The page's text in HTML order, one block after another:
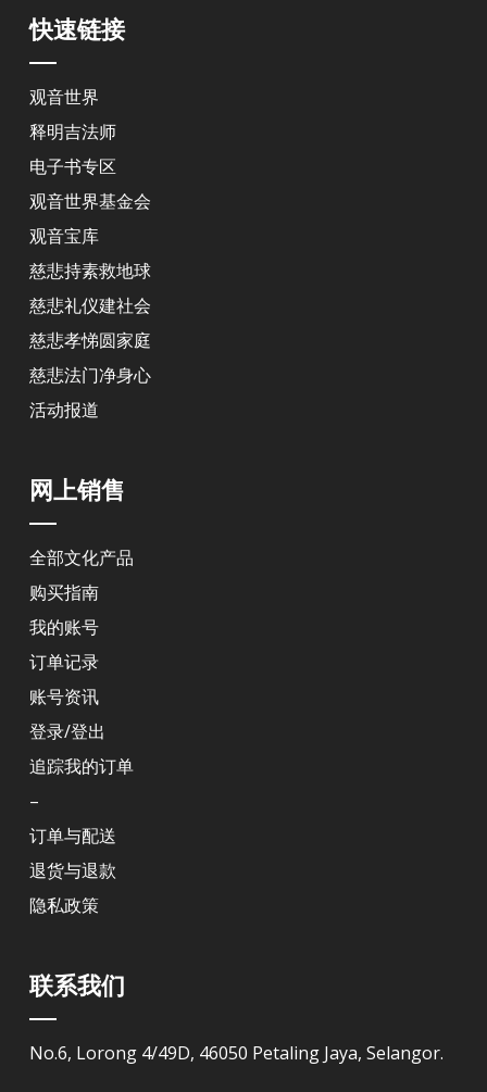
快速链接
观音世界
释明吉法师
电子书专区
观音世界基金会
观音宝库
慈悲持素救地球
慈悲礼仪建社会
慈悲孝悌圆家庭
慈悲法门净身心
活动报道
网上销售
全部文化产品
购买指南
我的账号
订单记录
账号资讯
登录/登出
追踪我的订单
–
订单与配送
退货与退款
隐私政策
联系我们
No.6, Lorong 4/49D, 46050 Petaling Jaya, Selangor.